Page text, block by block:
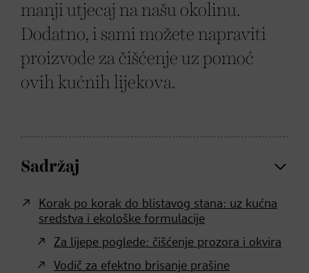
manji utjecaj na našu okolinu.
Dodatno, i sami možete napraviti
proizvode za čišćenje uz pomoć
ovih kućnih lijekova.
Sadržaj
Korak po korak do blistavog stana: uz kućna
sredstva i ekološke formulacije
Za lijepe poglede: čišćenje prozora i okvira
Vodič za efektno brisanje prašine